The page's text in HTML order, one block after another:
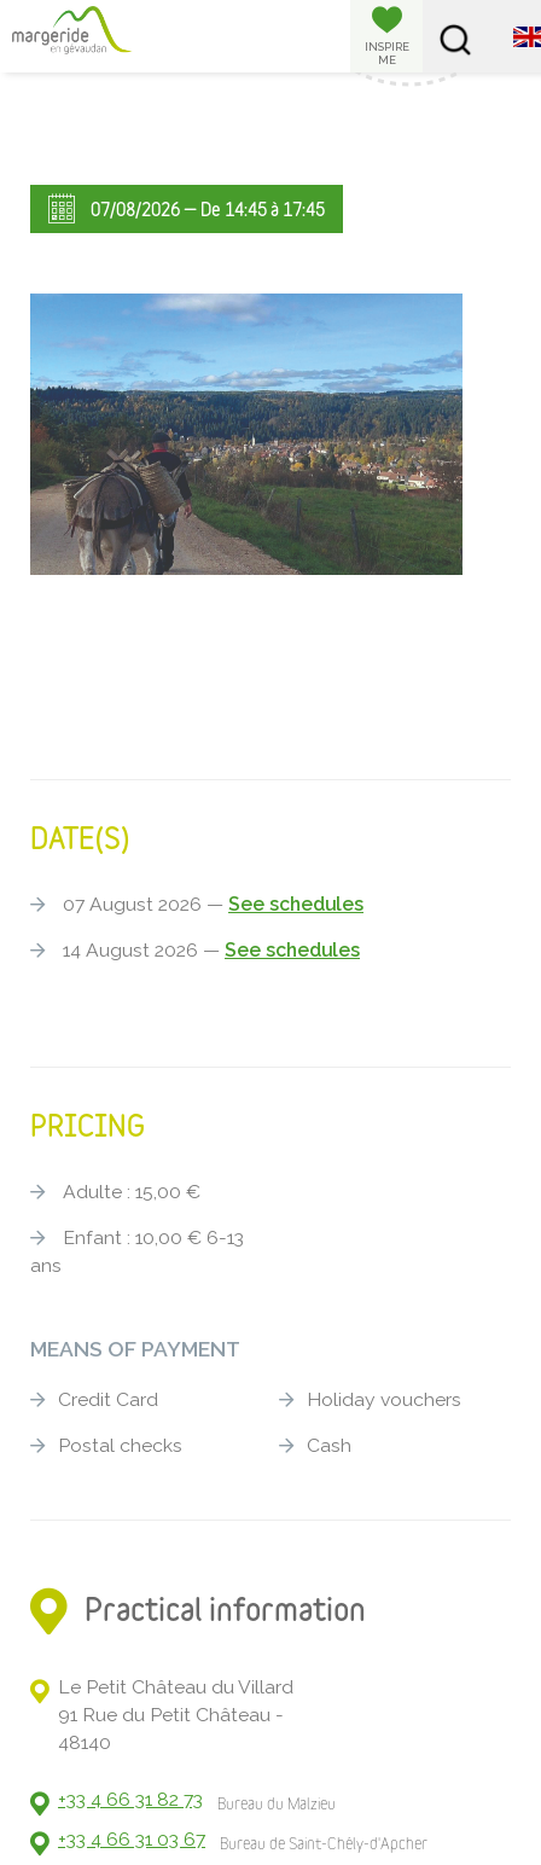
INSPIRE
ME
07/08/2026 — De 14:45 à 17:45
DATE(S)
07 August 2026 — See schedules
14 August 2026 — See schedules
PRICING
Adulte : 15,00 €
ans
MEANS OF PAYMENT
Credit Card
Postal checks
Holiday vouchers
Cash
Practical information
Le Petit Château du Villard
91 Rue du Petit Château -
48140
+33 4 66 31 82 73 Bureau du Malzieu
+33 4 66 31 03 67 Bureau de Saint-Chély-d'Apcher
Cookies management panel